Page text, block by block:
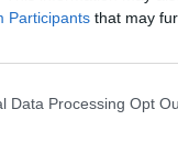
Participants that may
Data Processing Opt